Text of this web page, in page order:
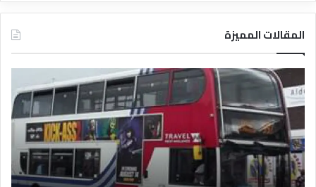
المقالات المميزة
ل
ي
ش
ر
ك
ا